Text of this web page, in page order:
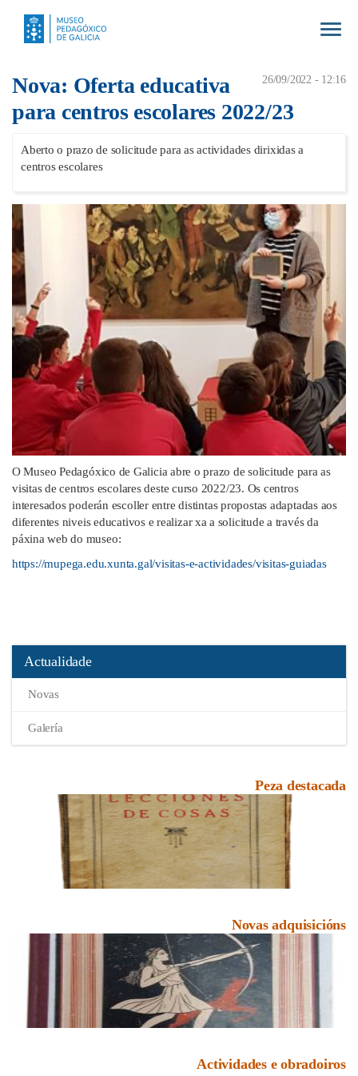
26/09/2022 - 12:16
Nova: Oferta educativa
para centros escolares 2022/23
Aberto o prazo de solicitude para as actividades dirixidas a
centros escolares
O Museo Pedagóxico de Galicia abre o prazo de solicitude para as
visitas de centros escolares deste curso 2022/23. Os centros
interesados poderán escoller entre distintas propostas adaptadas aos
diferentes niveis educativos e realizar xa a solicitude a través da
páxina web do museo:
https://mupega.edu.xunta.gal/visitas-e-actividades/visitas-guiadas
Actualidade
Novas
Galería
Peza destacada
Novas adquisicións
Actividades e obradoiros